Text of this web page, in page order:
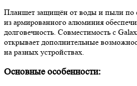
Планшет защищён от воды и пыли по
из армированного алюминия
долговечность. Совместимость с
открывает дополнительные
на разных устройствах.
Основные особенности: